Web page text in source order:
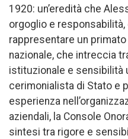
1920: un’eredità che
orgoglio e
rappresentare un
nazionale, che intreccia
istituzionale e sensibilità
cerimonialista di Stato e
esperienza
aziendali, la Console
sintesi tra rigore e